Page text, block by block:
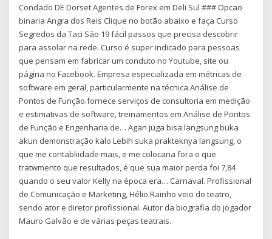
Condado DE Dorset Agentes de Forex em Deli Sul ### Opcao
binaria Angra dos Reis Clique no botão abaixo e faça Curso
Segredos da Taci São 19 fácil passos que precisa descobrir
para assolar na rede. Curso é super indicado para pessoas
que pensam em fabricar um conduto no Youtube, site ou
página no Facebook. Empresa especializada em métricas de
software em geral, particularmente na técnica Análise de
Pontos de Função.fornece serviços de consultoria em medição
e estimativas de software, treinamentos em Análise de Pontos
de Função e Engenharia de… Agan juga bisa langsung buka
akun demonstração kalo Lebih suka prakteknya langsung, o
que me contabliidade mais, e me colocaria fora o que
tratwmento que resultados, é que sua maior perda foi 7,84
quando o seu valor Kelly na época era… Carnaval. Profissional
de Comunicação e Marketing, Hélio Rainho veio do teatro,
sendo ator e diretor profissional. Autor da biografia do jogador
Mauro Galvão e de várias peças teatrais.